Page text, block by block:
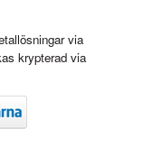
via
krypterad via